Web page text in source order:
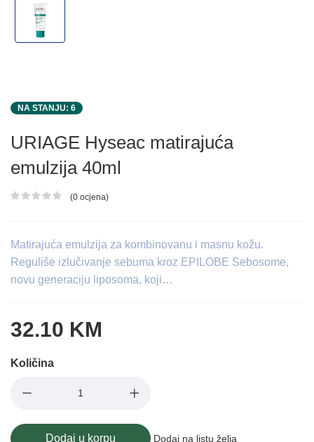
NA STANJU: 6
URIAGE Hyseac matirajuća
emulzija 40ml
Ocjena proizvoda
(0 ocjena)
Matirajuća emulzija za kombinovanu i masnu kožu.
Reguliše izlučivanje sebuma kroz EPILOBE Sebosome,
novu generaciju liposoma, koji…
32.10 KM
Količina
Dodaj u korpu Dodaj na listu želja